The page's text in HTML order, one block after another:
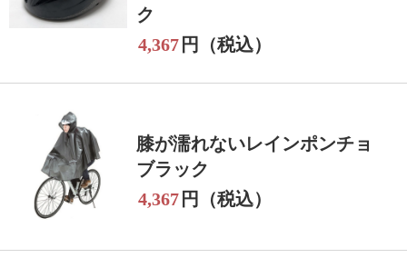
ク
4,367 円（税込）
膝が濡れないレインポンチョ
ブラック
4,367 円（税込）